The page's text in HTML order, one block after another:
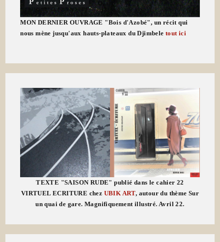
MON DERNIER OUVRAGE "Bois d'Azobé", un récit qui
nous mène jusqu'aux hauts-plateaux du Djimbeletout ici
TEXTE "SAISON RUDE" publié dans le cahier 22
VIRTUEL ECRITURE chez UBIK ART, autour du thème Sur
un quai de gare. Magnifiquement illustré. Avril 22.